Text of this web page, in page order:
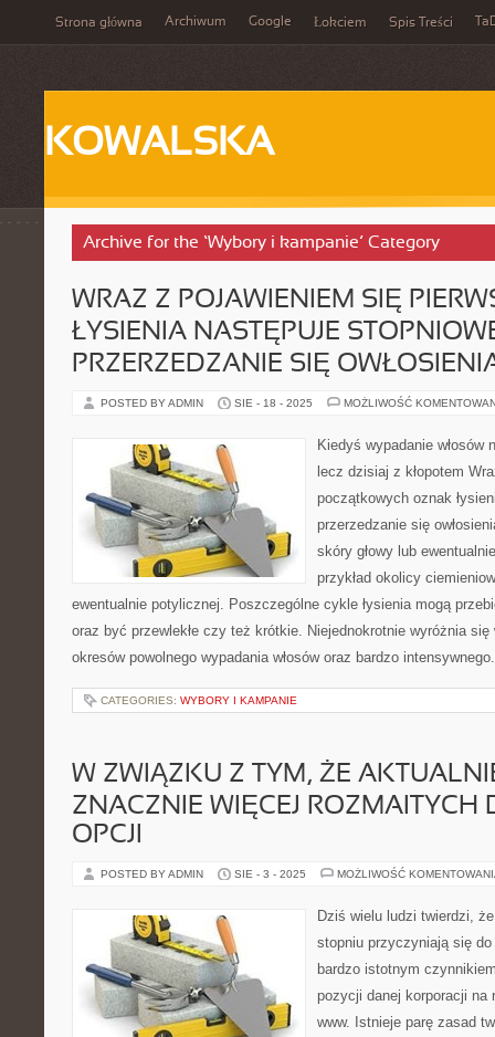
Strona główna Archiwum Google Łokciem Spis Treści
KOWALSKA
Archive for the ‘Wybory i kampanie’ Category
WRAZ Z POJAWIENIEM SIĘ
ŁYSIENIA NASTĘPUJE
PRZERZEDZANIE SIĘ
POSTED BY ADMIN SIE - 18 - 2025 MOŻLIWOŚĆ
Kiedyś wypadanie włosów
lecz dzisiaj z kłopotem
początkowych oznak
przerzedzanie się
skóry głowy lub
przykład okolicy
ewentualnie potylicznej. Poszczególne cykle łysienia mogą
oraz być przewlekłe czy też krótkie. Niejednokrotnie wyróżnia
okresów powolnego wypadania włosów oraz bardzo
CATEGORIES: WYBORY I KAMPANIE
W ZWIĄZKU Z TYM, ŻE
ZNACZNIE WIĘCEJ ROZMAITYCH
OPCJI
POSTED BY ADMIN SIE - 3 - 2025 MOŻLIWOŚĆ
Dziś wielu ludzi twierdzi,
stopniu przyczyniają się
bardzo istotnym
pozycji danej korporacji na
www. Istnieje parę zasad